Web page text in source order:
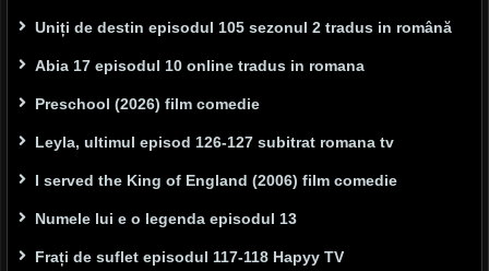
Uniți de destin episodul 105 sezonul 2 tradus in română
Abia 17 episodul 10 online tradus in romana
Preschool (2026) film comedie
Leyla, ultimul episod 126-127 subitrat romana tv
I served the King of England (2006) film comedie
Numele lui e o legenda episodul 13
Frați de suflet episodul 117-118 Hapyy TV